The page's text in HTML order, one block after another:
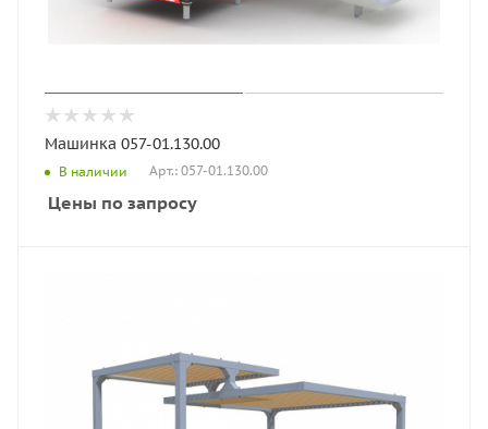
Машинка 057-01.130.00
В наличии Арт.: 057-01.130.00
Цены по запросу